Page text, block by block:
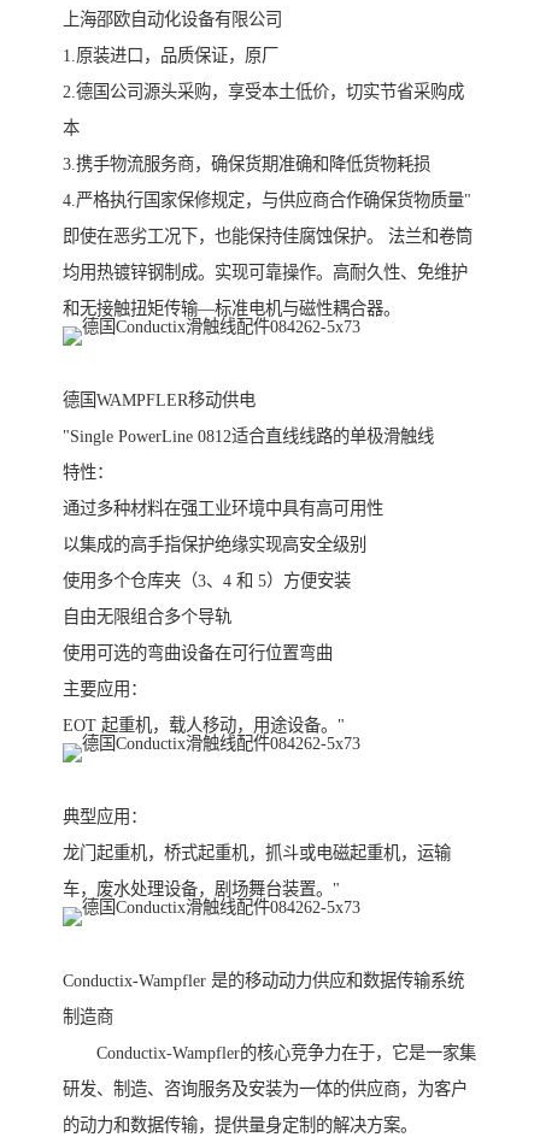
上海邵欧自动化设备有限公司
1.原装进口，品质保证，原厂
2.德国公司源头采购，享受本土低价，切实节省采购成
本
3.携手物流服务商，确保货期准确和降低货物耗损
4.严格执行国家保修规定，与供应商合作确保货物质量"
即使在恶劣工况下，也能保持佳腐蚀保护。 法兰和卷筒
均用热镀锌钢制成。实现可靠操作。高耐久性、免维护
和无接触扭矩传输—标准电机与磁性耦合器。
德国WAMPFLER移动供电
"Single PowerLine 0812适合直线线路的单极滑触线
特性：
通过多种材料在强工业环境中具有高可用性
以集成的高手指保护绝缘实现高安全级别
使用多个仓库夹（3、4 和 5）方便安装
自由无限组合多个导轨
使用可选的弯曲设备在可行位置弯曲
主要应用：
EOT 起重机，载人移动，用途设备。"
典型应用：
龙门起重机，桥式起重机，抓斗或电磁起重机，运输
车，废水处理设备，剧场舞台装置。"
Conductix-Wampfler 是的移动动力供应和数据传输系统
制造商
Conductix-Wampfler的核心竞争力在于，它是一家集
研发、制造、咨询服务及安装为一体的供应商，为客户
的动力和数据传输，提供量身定制的解决方案。